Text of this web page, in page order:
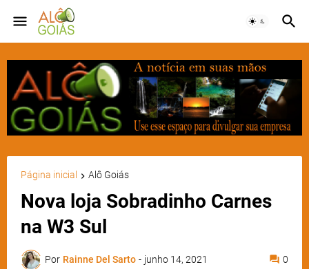
Página inicial Alô Goiás
Nova loja Sobradinho Carnes
na W3 Sul
Por Rainne Del Sarto - junho 14, 2021 0